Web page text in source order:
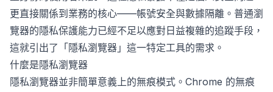
更直接關係到業務的核心——帳號安全與數據隔離。普通瀏
覽器的隱私保護能力已經不足以應對日益複雜的追蹤手段，
這就引出了「隱私瀏覽器」這一特定工具的需求。
什麼是隱私瀏覽器
隱私瀏覽器並非簡單意義上的無痕模式。Chrome 的無痕